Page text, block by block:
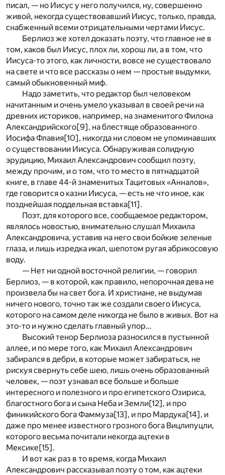
писал, — но Иисус у него получился, ну, совершенно
живой, некогда существовавший Иисус, только, правда,
снабженный всеми отрицательными чертами Иисус.
Берлиоз же хотел доказать поэту, что главное не в
том, каков был Иисус, плох ли, хорош ли, а в том, что
Иисуса-то этого, как личности, вовсе не существовало
на свете и что все рассказы о нем — простые выдумки,
самый обыкновенный миф.
Надо заметить, что редактор был человеком
начитанным и очень умело указывал в своей речи на
древних историков, например, на знаменитого Филона
Александрийского[9], на блестяще образованного
Иосифа Флавия[10], никогда ни словом не упоминавших
о существовании Иисуса. Обнаруживая солидную
эрудицию, Михаил Александрович сообщил поэту,
между прочим, и о том, что то место в пятнадцатой
книге, в главе 44-й знаменитых Тацитовых «Анналов»,
где говорится о казни Иисуса, — есть не что иное, как
позднейшая поддельная вставка[11].
Поэт, для которого все, сообщаемое редактором,
являлось новостью, внимательно слушал Михаила
Александровича, уставив на него свои бойкие зеленые
глаза, и лишь изредка икал, шепотом ругая абрикосовую
воду.
— Нет ни одной восточной религии, — говорил
Берлиоз, — в которой, как правило, непорочная дева не
произвела бы на свет бога. И христиане, не выдумав
ничего нового, точно так же создали своего Иисуса,
которого на самом деле никогда не было в живых. Вот на
это-то и нужно сделать главный упор…
Высокий тенор Берлиоза разносился в пустынной
аллее, и по мере того, как Михаил Александрович
забирался в дебри, в которые может забираться, не
рискуя свернуть себе шею, лишь очень образованный
человек, — поэт узнавал все больше и больше
интересного и полезного и про египетского Озириса,
благостного бога и сына Неба и Земли[12], и про
финикийского бога Фаммуза[13], и про Мардука[14], и
даже про менее известного грозного бога Вицлипуцли,
которого весьма почитали некогда ацтеки в
Мексике[15].
И вот как раз в то время, когда Михаил
Александрович рассказывал поэту о том, как ацтеки